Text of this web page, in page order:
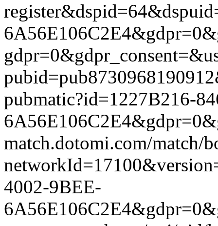
pubmatic?id=1227B216-
match.dotomi.com/match/
4002-9BEE-